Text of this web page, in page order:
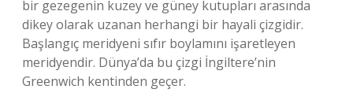
bir gezegenin kuzey ve güney kutupları arasında
dikey olarak uzanan herhangi bir hayali çizgidir.
Başlangıç ​​meridyeni sıfır boylamını işaretleyen
meridyendir. Dünya’da bu çizgi İngiltere’nin
Greenwich kentinden geçer.